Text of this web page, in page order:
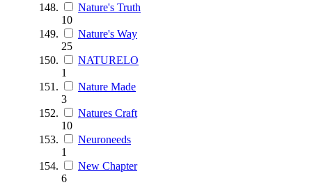
Nature's Truth
10
Nature's Way
25
NATURELO
1
Nature Made
3
Natures Craft
10
Neuroneeds
1
New Chapter
6